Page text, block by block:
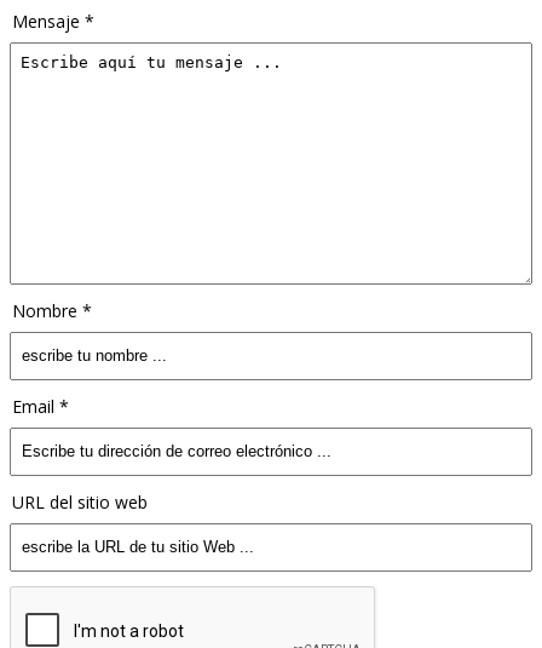
Mensaje *
Nombre *
Email *
URL del sitio web